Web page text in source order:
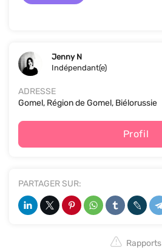
Jenny N
Indépendant(e)
ADRESSE
Gomel, Région de Gomel, Biélorussie
Profil
PARTAGER SUR:
Rapports